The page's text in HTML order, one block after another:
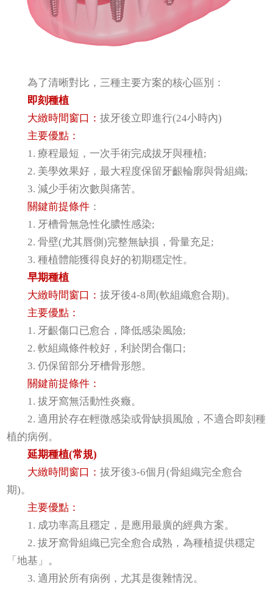
為了清晰對比，三種主要方案的核心區別：
即刻種植
大緻時間窗口：拔牙後立即進行(24小時內)
主要優點：
1. 療程最短，一次手術完成拔牙與種植;
2. 美學效果好，最大程度保留牙齦輪廓與骨組織;
3. 減少手術次數與痛苦。
關鍵前提條件 ：
1. 牙槽骨無急性化膿性感染;
2. 骨壁(尤其唇側)完整無缺損，骨量充足;
3. 種植體能獲得良好的初期穩定性。
早期種植
大緻時間窗口：拔牙後4-8周(軟組織愈合期)。
主要優點：
1. 牙齦傷口已愈合，降低感染風險;
2. 軟組織條件較好，利於閉合傷口;
3. 仍保留部分牙槽骨形態。
關鍵前提條件：
1. 拔牙窩無活動性炎癥。
2. 適用於存在輕微感染或骨缺損風險，不適合即刻種
植的病例。
延期種植(常規)
大緻時間窗口：拔牙後3-6個月(骨組織完全愈合
期)。
主要優點：
1. 成功率高且穩定，是應用最廣的經典方案。
2. 拔牙窩骨組織已完全愈合成熟，為種植提供穩定
「地基」。
3. 適用於所有病例，尤其是復雜情況。